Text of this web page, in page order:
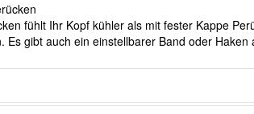
fühlt Ihr Kopf kühler als mit fester Kappe
Es gibt auch ein einstellbarer Band oder